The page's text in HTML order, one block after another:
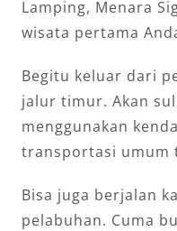
Lamping, Menara
wisata pertama
Begitu keluar dari
jalur timur. Akan
menggunakan
transportasi umum
Bisa juga berjalan
pelabuhan. Cuma